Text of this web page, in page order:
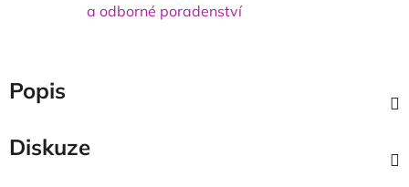
a odborné poradenství
Popis
Diskuze